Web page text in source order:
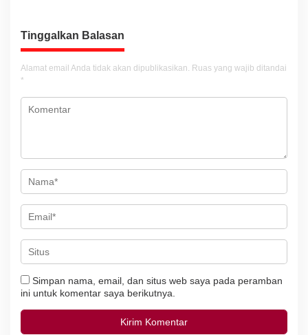
a
s
i
o
Tinggalkan Balasan
Alamat email Anda tidak akan dipublikasikan. Ruas yang wajib ditandai
*
Simpan nama, email, dan situs web saya pada peramban
ini untuk komentar saya berikutnya.